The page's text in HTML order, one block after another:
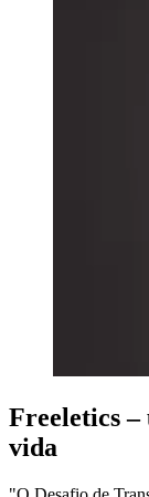
Freeletics –
vida